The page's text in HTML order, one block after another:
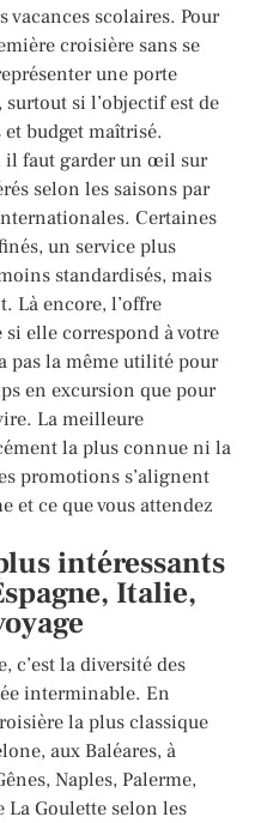
vacances scolaires. Pour
croisière sans se
une porte
si l’objectif est de
budget maîtrisé.
il faut garder un œil sur
selon les saisons par
Certaines
un service plus
standardisés, mais
Là encore, l’offre
si elle correspond à votre
pas la même utilité pour
en excursion que pour
La meilleure
la plus connue ni la
promotions s’alignent
et ce que vous attendez
intéressants
Italie,
c’est la diversité des
interminable. En
la plus classique
aux Baléares, à
Naples, Palerme,
La Goulette selon les